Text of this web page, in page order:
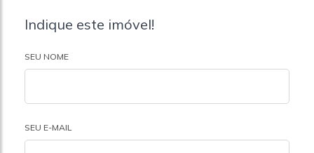
Indique este imóvel!
SEU NOME
SEU E-MAIL